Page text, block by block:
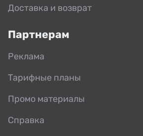
Доставка и возврат
Партнерам
Реклама
Тарифные планы
Промо материалы
Справка